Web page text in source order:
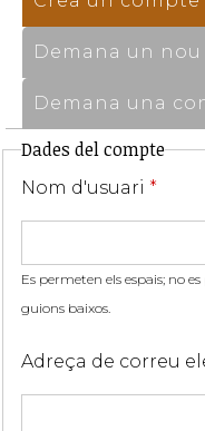
Demana un
Demana una
Dades del compte
Nom d'usuari *
Es permeten els espais; no
guions baixos.
Adreça de correu